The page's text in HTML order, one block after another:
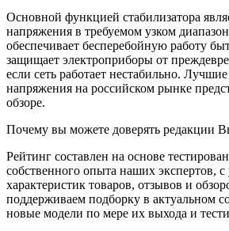
Основной функцией стабилизатора
напряжения в требуемом узком
обеспечивает бесперебойную работу
защищает электроприборы от
если сеть работает нестабильно.
напряжения на российском рынке
обзоре.
Почему вы можете доверять редакции
Рейтинг составлен на основе
собственного опыта наших экспертов, с
характеристик товаров, отзывов и
поддерживаем подборку в актуальном
новые модели по мере их выхода и